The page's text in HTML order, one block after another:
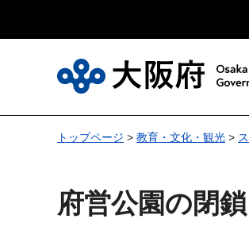
トップページ > 教育・文化・観光 >
府営公園の閉